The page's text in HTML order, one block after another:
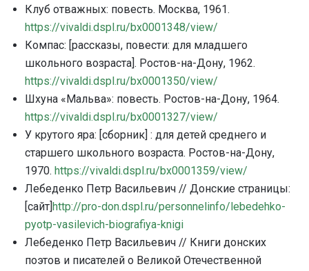
Клуб отважных: повесть. Москва, 1961.
https://vivaldi.dspl.ru/bx0001348/view/
Компас: [рассказы, повести: для младшего
школьного возраста]. Ростов-на-Дону, 1962.
https://vivaldi.dspl.ru/bx0001350/view/
Шхуна «Мальва»: повесть. Ростов-на-Дону, 1964.
https://vivaldi.dspl.ru/bx0001327/view/
У крутого яра: [сборник] : для детей среднего и
старшего школьного возраста. Ростов-на-Дону,
1970. https://vivaldi.dspl.ru/bx0001359/view/
Лебеденко Петр Васильевич // Донские страницы:
[сайт] http://pro-don.dspl.ru/personnelinfo/lebedehko-
pyotp-vasilevich-biografiya-knigi
Лебеденко Петр Васильевич // Книги донских
поэтов и писателей о Великой Отечественной